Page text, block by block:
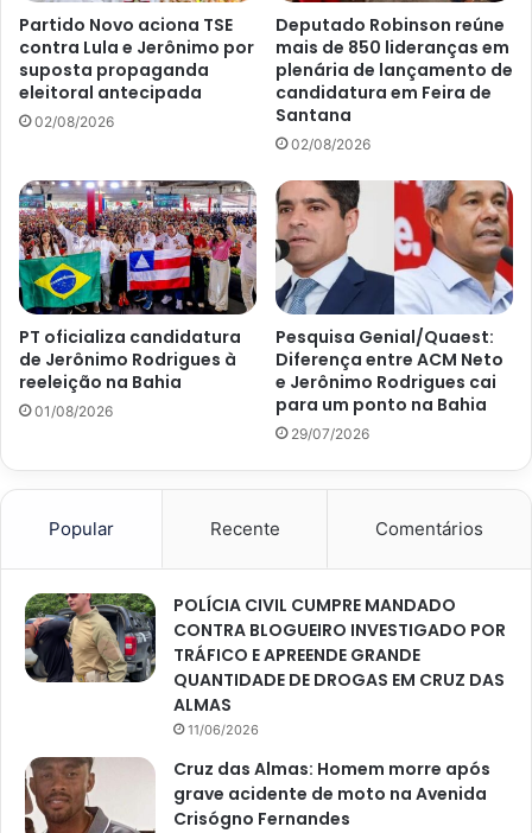
Partido Novo aciona TSE
contra Lula e Jerônimo por
suposta propaganda
eleitoral antecipada
02/08/2026
Deputado Robinson reúne
mais de 850 lideranças em
plenária de lançamento de
candidatura em Feira de
Santana
02/08/2026
PT oficializa candidatura
de Jerônimo Rodrigues à
reeleição na Bahia
01/08/2026
Pesquisa Genial/Quaest:
Diferença entre ACM Neto
e Jerônimo Rodrigues cai
para um ponto na Bahia
29/07/2026
Popular Recente Comentários
POLÍCIA CIVIL CUMPRE MANDADO
CONTRA BLOGUEIRO INVESTIGADO POR
TRÁFICO E APREENDE GRANDE
QUANTIDADE DE DROGAS EM CRUZ DAS
ALMAS
11/06/2026
Cruz das Almas: Homem morre após
grave acidente de moto na Avenida
Crisógno Fernandes